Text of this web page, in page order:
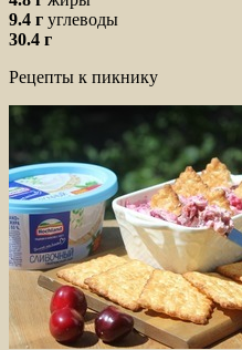
9.4 г углеводы
30.4 г
Рецепты к пикнику